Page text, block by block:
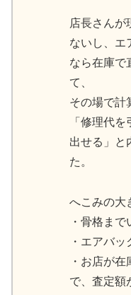
店長さんが
ないし、エ
なら在庫で
て、
その場で計
「修理代
出せる」と
た。
へこみの大
・骨格ま
・エアバ
・お店が
で、査定額